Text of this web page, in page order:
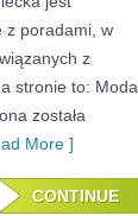
z poradami, w
z
stronie to: Moda
została
More ]
CONTINUE